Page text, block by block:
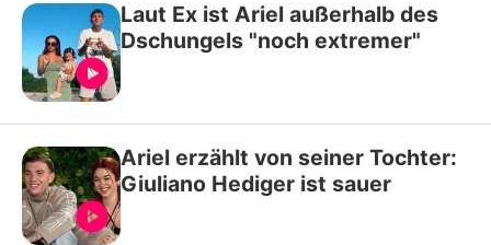
Laut Ex ist Ariel außerhalb des
Dschungels "noch extremer"
Ariel erzählt von seiner Tochter:
Giuliano Hediger ist sauer